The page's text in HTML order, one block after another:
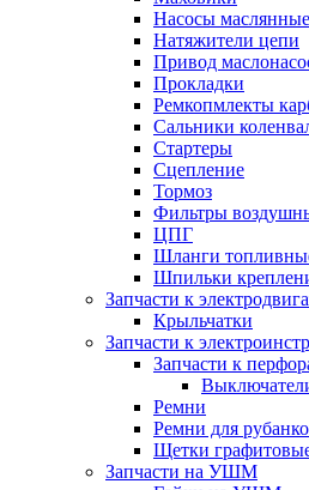
Насосы маслянные
Натяжители цепи
Привод
Прокладки
Ремкопмлекты
Сальники
Стартеры
Сцепление
Тормоз
Фильтры
ЦПГ
Шланги
Шпильки
Запчасти к
Крыльчатки
Запчасти к
Запчасти к
Ремни
Ремни для
Щетки
Запчасти на УШМ